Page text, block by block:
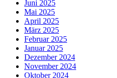
Juni 2025
Mai 2025
April 2025
März 2025
Februar 2025
Januar 2025
Dezember 2024
November 2024
Oktober 2024